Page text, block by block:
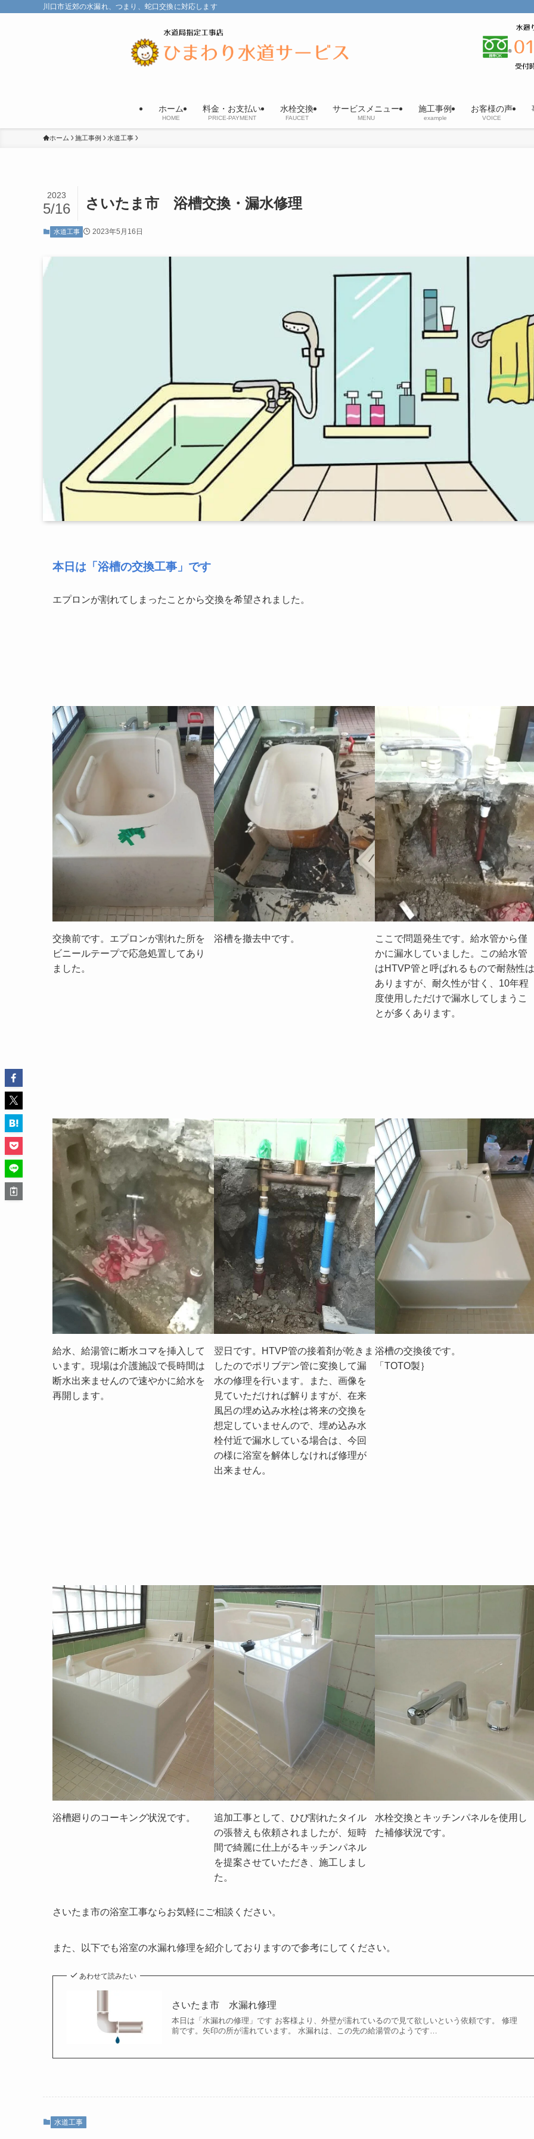
川口市近郊の水漏れ、つまり、蛇口交換に対応します
ホーム
HOME
料金・お支払い
PRICE-PAYMENT
水栓交換
FAUCET
サービスメニュー
MENU
施工事例
example
お客様の声
VOICE
ホーム 施工事例 水道工事
さいたま市 浴槽交換・漏水修理
2023
5/16
水道工事 2023年5月16日
本日は「浴槽の交換工事」です
エプロンが割れてしまったことから交換を希望されました。
交換前です。エプロンが割れた所を
ビニールテープで応急処置してあり
ました。
浴槽を撤去中です。
ここで問題発生です。給水管から僅
かに漏水していました。この給水管
はHTVP管と呼ばれるもので耐熱性
ありますが、耐久性が甘く、10年程
度使用しただけで漏水してしまうこ
とが多くあります。
給水、給湯管に断水コマを挿入して
います。現場は介護施設で長時間は
断水出来ませんので速やかに給水を
再開します。
翌日です。HTVP管の接着剤が乾きま
したのでポリブデン管に変換して漏
水の修理を行います。また、画像を
見ていただければ解りますが、在来
風呂の埋め込み水栓は将来の交換を
想定していませんので、埋め込み水
栓付近で漏水している場合は、今回
の様に浴室を解体しなければ修理が
出来ません。
浴槽の交換後です。
「TOTO製｝
浴槽廻りのコーキング状況です。
追加工事として、ひび割れたタイル
の張替えも依頼されましたが、短時
間で綺麗に仕上がるキッチンパネル
を提案させていただき、施工しまし
た。
水栓交換とキッチンパネルを使用し
た補修状況です。
さいたま市の浴室工事ならお気軽にご相談ください。
また、以下でも浴室の水漏れ修理を紹介しておりますので参考にしてください。
あわせて読みたい
さいたま市 水漏れ修理
本日は「水漏れの修理」です お客様より、外壁が濡れているので見て欲しいという依頼です。 修理
前です。矢印の所が濡れています。 水漏れは、この先の給湯管のようです…
水道工事